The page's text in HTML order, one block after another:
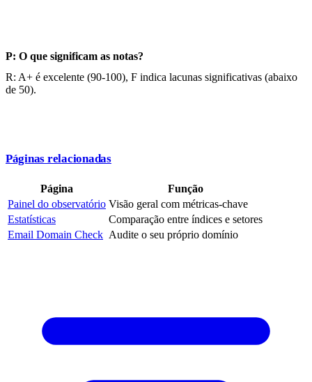
P: O que significam as notas?
R: A+ é excelente (90-100), F indica lacunas significativas (abaixo
de 50).
Páginas relacionadas
Página
Função
Painel do observatório Visão geral com métricas-chave
Estatísticas
Comparação entre índices e setores
Email Domain Check Audite o seu próprio domínio